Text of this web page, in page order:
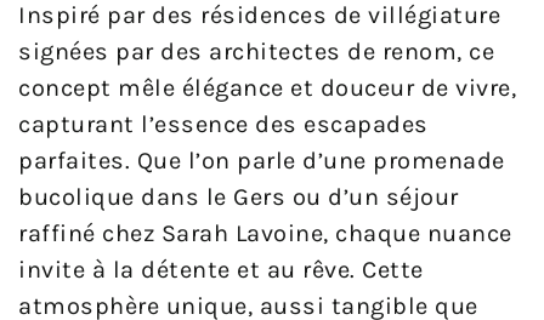
Inspiré par des résidences de villégiature
signées par des architectes de renom, ce
concept mêle élégance et douceur de vivre,
capturant l’essence des escapades
parfaites. Que l’on parle d’une promenade
bucolique dans le Gers ou d’un séjour
raffiné chez Sarah Lavoine, chaque nuance
invite à la détente et au rêve. Cette
atmosphère unique, aussi tangible que